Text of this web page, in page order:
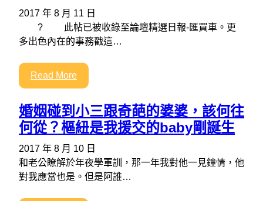
2017 年 8 月 11 日
? 此帖已被收錄至論壇精選日報-匯買車。更
多出色內在的事務戳這…
Read More
婚姻碰到小三跟奇葩的婆婆，該何往
何從？樞紐是我援交的baby剛誕生
2017 年 8 月 10 日
和老公瞭解於年夜學軍訓，那一年我對他一見鐘情，他
對我應當也是。但是阿誰…